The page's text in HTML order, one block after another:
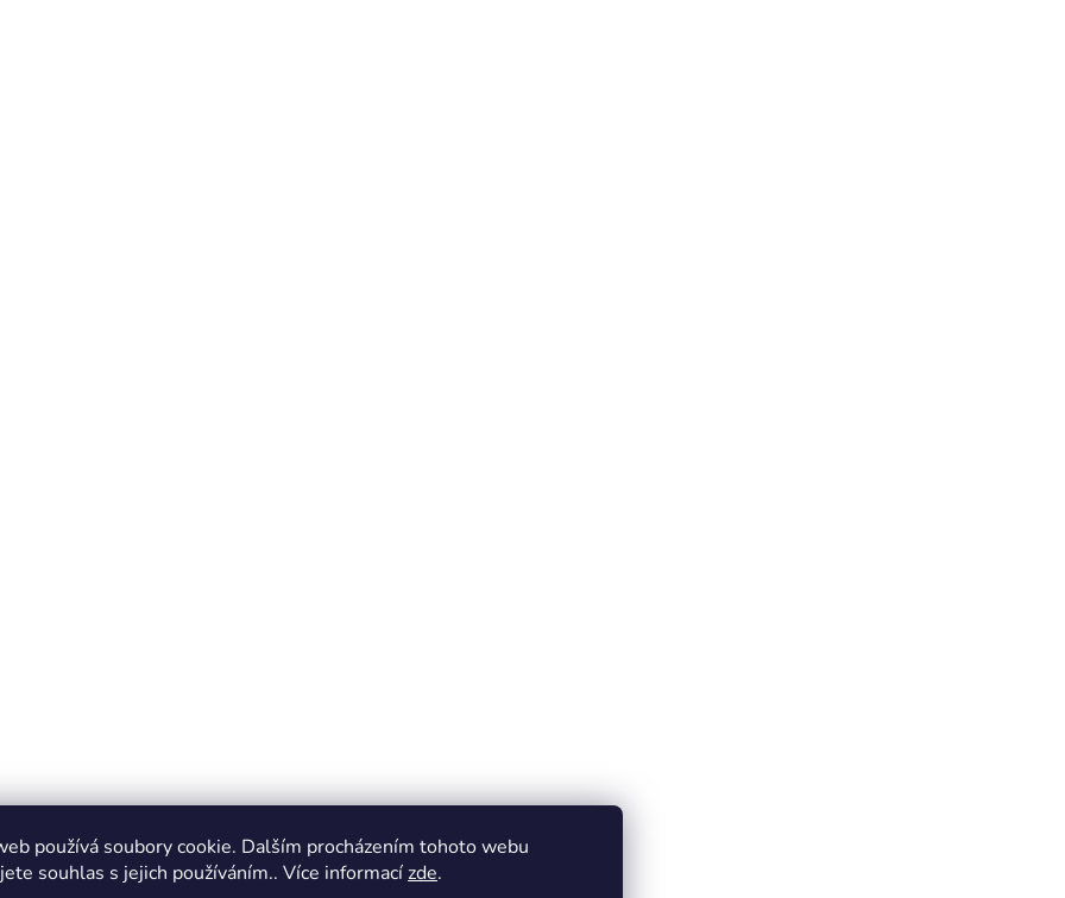
používá soubory cookie. Dalším procházením tohoto webu
souhlas s jejich používáním.. Více informacízde.